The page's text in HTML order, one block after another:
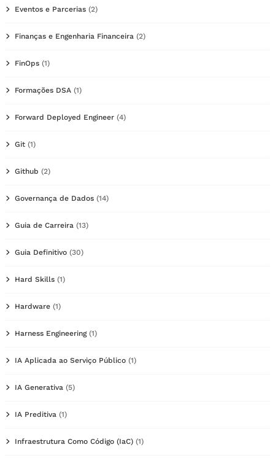
Eventos e Parcerias (2)
Finanças e Engenharia Financeira (2)
FinOps (1)
Formações DSA (1)
Forward Deployed Engineer (4)
Git (1)
Github (2)
Governança de Dados (14)
Guia de Carreira (13)
Guia Definitivo (30)
Hard Skills (1)
Hardware (1)
Harness Engineering(1)
IA Aplicada ao Serviço Público (1)
IA Generativa (5)
IA Preditiva (1)
Infraestrutura Como Código (IaC) (1)